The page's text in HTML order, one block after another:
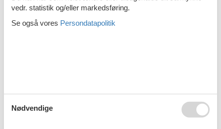
Sommerhus - 4 personer - 41730 -
Joutsa
Emne nr.:
4 personer
vedr. statistik og/eller markedsføring.
Se også vores Persondatapolitik
Nødvendige